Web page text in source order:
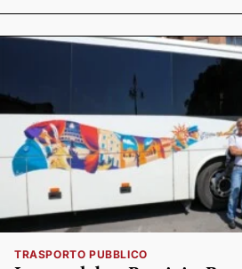
TRASPORTO PUBBLICO